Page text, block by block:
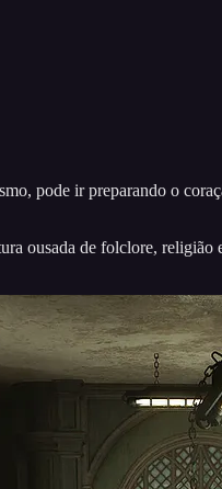
pode ir preparando o
ousada de folclore,